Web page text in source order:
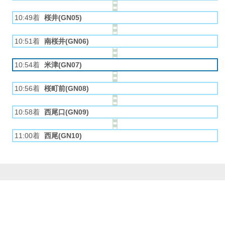
10:49着 桜井(GN05)
10:51着 南桜井(GN06)
10:54着 米津(GN07)
10:56着 桜町前(GN08)
10:58着 西尾口(GN09)
11:00着 西尾(GN10)